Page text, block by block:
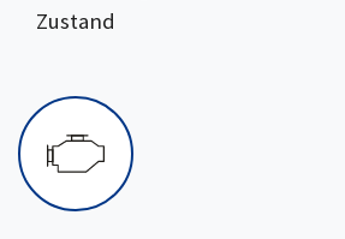
Zustand